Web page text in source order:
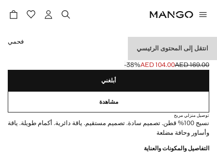
انتقل إلى المحتوى الرئيسي
كنزة من القطن
السعر الأول محذوف [AED 169.00 ]
AED 169.00
السعر الحالي [AED 104.00 ]AED 104.00
‎-38‎%‎
حدد اللون
فحمي
أبلغني
مشاهدة
توصيل منزلي مريح
نسيج 100% قطن. تصميم سادة. تصميم مستقيم. ياقة دائرية. أكمام طويلة. ياقة
وأساور وحافة مضلعة
التفاصيل والمكونات والعناية